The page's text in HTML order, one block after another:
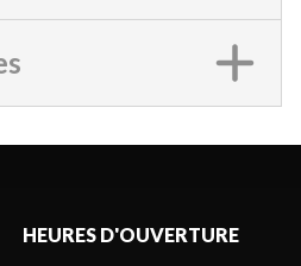
HEURES D'OUVERTURE